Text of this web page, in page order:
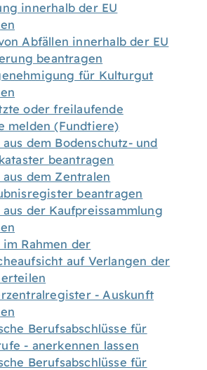
innerhalb der EU
Abfällen innerhalb der EU
beantragen
für Kulturgut
oder freilaufende
melden (Fundtiere)
dem Bodenschutz- und
beantragen
dem Zentralen
beantragen
der Kaufpreissammlung
Rahmen der
auf Verlangen der
- Auskunft
Berufsabschlüsse für
- anerkennen lassen
Berufsabschlüsse für